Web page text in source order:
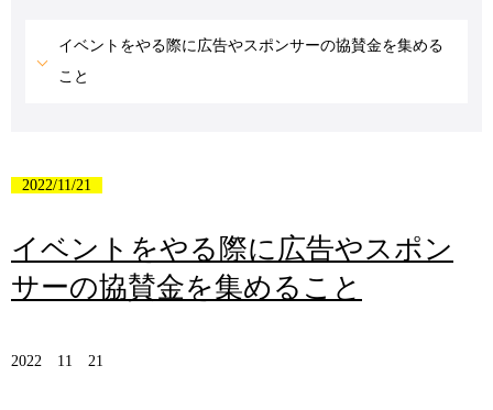
イベントをやる際に広告やスポンサーの協賛金を集める
こと
2022/11/21
イベントをやる際に広告やスポン
サーの協賛金を集めること
2022 11 21